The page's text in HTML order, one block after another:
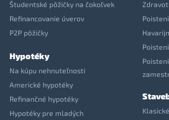
Študentské pôžičky na čokoľvek
Refinancovanie úverov
P2P pôžičky
Hypotéky
Na kúpu nehnuteľnosti
Americké hypotéky
Refinančné hypotéky
Hypotéky pre mladých